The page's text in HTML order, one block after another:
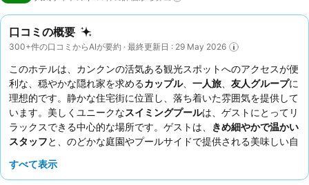
口コミの概要
300+件の口コミからAIが要約 · 最終更新日 : 29 May 2026
このホテルは、カンクンの活気ある観光スポットへのアクセスが便
利な、穏やかな隠れ家を求めるカップル、 一人旅 友人グループに
理想的です。静かな住宅街に位置し、落ち着いた雰囲気を提供して
います。美しくユニークなスイミングプールは、ゲストにとってリ
ラックスできる中心的な場所です。ゲストは、
きめ細やかで温かい
スタッフと、のどかな庭園やプールサイドで提供される美味しい自
に、景色を楽しめる可能性のある
すべて表示